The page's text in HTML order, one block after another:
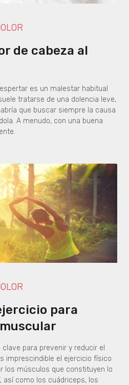
de cabeza al
es un malestar habitual
tratarse de una dolencia leve,
que buscar siempre la causa
A menudo, con una buena
para
para prevenir y reducir el
imprescindible el ejercicio físico
los músculos que constituyen lo
así como los cuádriceps, los